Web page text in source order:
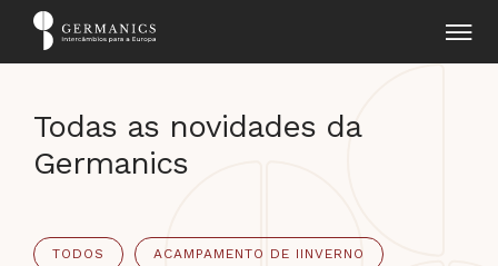
Todas as novidades da
Germanics
TODOS ACAMPAMENTO DE IINVERNO